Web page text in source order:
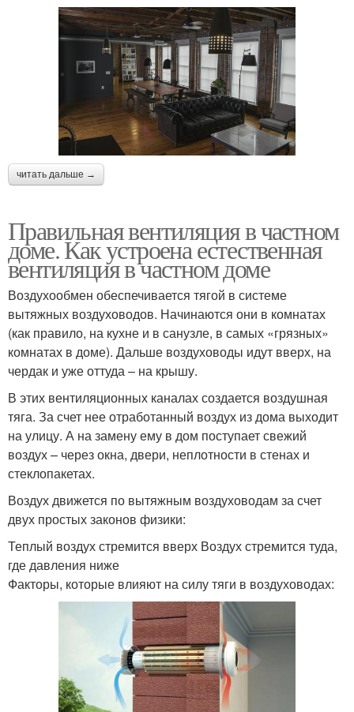
читать дальше →
Правильная вентиляция в частном
доме. Как устроена естественная
вентиляция в частном доме
Воздухообмен обеспечивается тягой в системе
вытяжных воздуховодов. Начинаются они в комнатах
(как правило, на кухне и в санузле, в самых «грязных»
комнатах в доме). Дальше воздуховоды идут вверх, на
чердак и уже оттуда – на крышу.
В этих вентиляционных каналах создается воздушная
тяга. За счет нее отработанный воздух из дома выходит
на улицу. А на замену ему в дом поступает свежий
воздух – через окна, двери, неплотности в стенах и
стеклопакетах.
Воздух движется по вытяжным воздуховодам за счет
двух простых законов физики:
Теплый воздух стремится вверх Воздух стремится туда,
где давления ниже
Факторы, которые влияют на силу тяги в воздуховодах: